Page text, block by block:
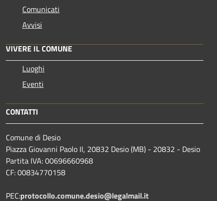
Comunicati
Avvisi
VIVERE IL COMUNE
Luoghi
Eventi
CONTATTI
Comune di Desio
Piazza Giovanni Paolo II, 20832 Desio (MB) - 20832 - Desio
Partita IVA: 00696660968
CF: 00834770158
PEC:protocollo.comune.desio@legalmail.it